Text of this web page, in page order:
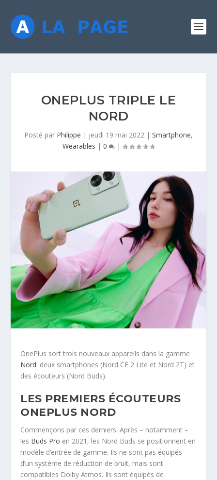
ONEPLUS TRIPLE LE
NORD
Posté par Philippe | jeudi 19 mai 2022 | Smartphone,
Wearables | 0 |
OnePlus sort trois nouveaux appareils dans la gamme
Nord: deux smartphones (Nord CE 2 Lite et Nord 2T) et
des écouteurs (Nord Buds).
LES PREMIERS ÉCOUTEURS
ONEPLUS NORD
Commençons par ces derniers. Après – notamment –
les Buds Pro en 2021, les Nord Buds se positionnent en
modèle d’entrée de gamme. Ils ne sont pas équipés
d’un système de réduction de bruit, mais sont
compatibles Dolby Atmos. Ils sont équipés de